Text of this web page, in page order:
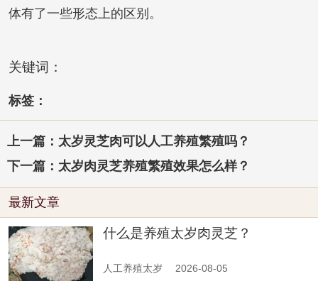
体有了一些形态上的区别。
关键词：
标签：
上一篇：太岁灵芝肉可以人工养殖繁殖吗？
下一篇：太岁肉灵芝养殖繁殖效果怎么样？
最新文章
什么是养殖太岁肉灵芝？
人工养殖太岁 2026-08-05